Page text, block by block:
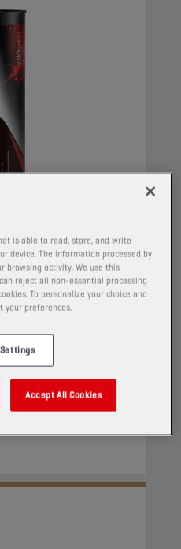
COMPLEX
2
ingedikt smeervet dat
en EP/AW-
bestand tegen
hoger zijn dan 160
is able to read, store, and write
device. The information processed by
browsing activity. We use this
reject all non-essential processing
To personalize your choice and
your preferences.
Accept All Cookies